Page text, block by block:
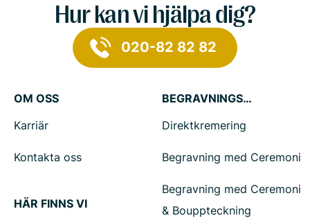
Hur kan vi hjälpa dig?
020-82 82 82
OM OSS
Karriär
Kontakta oss
HÄR FINNS VI
BEGRAVNINGSTJÄNSTER
Direktkremering
Begravning med Ceremoni
Begravning med Ceremoni
& Bouppteckning